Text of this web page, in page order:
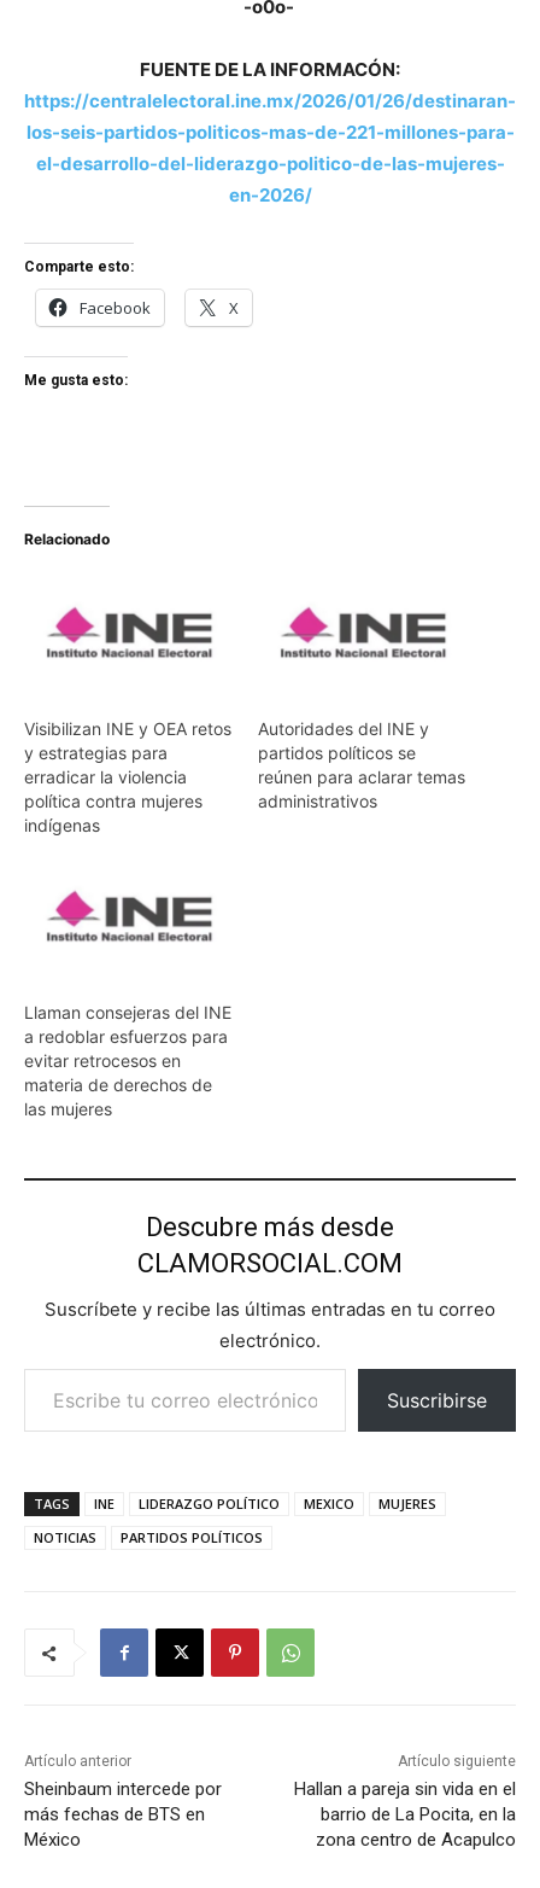
-o0o-
FUENTE DE LA INFORMACÓN:
https://centralelectoral.ine.mx/2026/01/26/destinaran-
los-seis-partidos-politicos-mas-de-221-millones-para-
el-desarrollo-del-liderazgo-politico-de-las-mujeres-
en-2026/
Comparte esto:
Facebook X
Me gusta esto:
Relacionado
Visibilizan INE y OEA retos
y estrategias para
erradicar la violencia
política contra mujeres
indígenas
Autoridades del INE y
partidos políticos se
reúnen para aclarar temas
administrativos
Llaman consejeras del INE
a redoblar esfuerzos para
evitar retrocesos en
materia de derechos de
las mujeres
Descubre más desde
CLAMORSOCIAL.COM
Suscríbete y recibe las últimas entradas en tu correo
electrónico.
Escribe tu correo electrónico…
Suscribirse
TAGS INE LIDERAZGO POLÍTICO MEXICO
MUJERES
NOTICIAS
PARTIDOS POLÍTICOS
Artículo anterior
Sheinbaum intercede por
más fechas de BTS en
México
Artículo siguiente
Hallan a pareja sin vida en el
barrio de La Pocita, en la
zona centro de Acapulco